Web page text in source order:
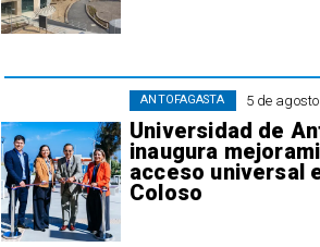
5 de
Universidad de
inaugura
acceso universal
Coloso
ANTOFAGASTA